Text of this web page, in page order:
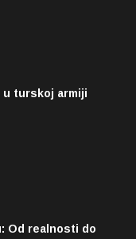
turskoj armiji
Od realnosti do